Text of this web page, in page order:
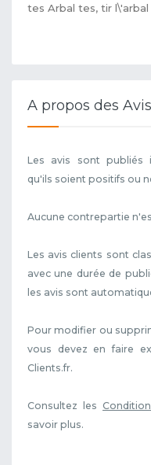
tes Arbal tes, tir
A propos des
Les avis sont publiés
qu'ils soient positifs ou
Aucune contrepartie
Les avis clients sont
avec une durée de
les avis sont
Pour modifier ou
vous devez en faire
Clients.fr.
Consultez les
savoir plus.